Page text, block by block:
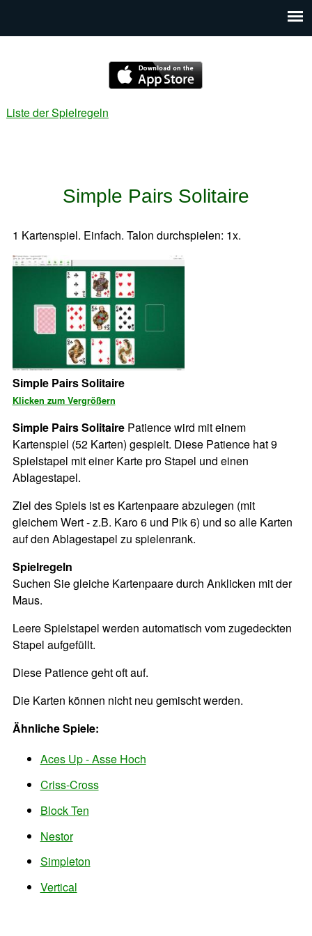
Liste der Spielregeln
Simple Pairs Solitaire
1 Kartenspiel. Einfach. Talon durchspielen: 1x.
Simple Pairs Solitaire
Klicken zum Vergrößern
Simple Pairs SolitairePatience wird mit einem
Kartenspiel (52 Karten) gespielt. Diese Patience hat 9
Spielstapel mit einer Karte pro Stapel und einen
Ablagestapel.
Ziel des Spiels ist es Kartenpaare abzulegen (mit
gleichem Wert - z.B. Karo 6 und Pik 6) und so alle Karten
auf den Ablagestapel zu spielenrank.
Spielregeln
Suchen Sie gleiche Kartenpaare durch Anklicken mit der
Maus.
Leere Spielstapel werden automatisch vom zugedeckten
Stapel aufgefüllt.
Diese Patience geht oft auf.
Die Karten können nicht neu gemischt werden.
Ähnliche Spiele:
Aces Up - Asse Hoch
Criss-Cross
Block Ten
Nestor
Simpleton
Vertical